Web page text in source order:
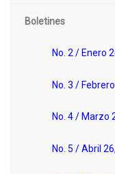
Boletines
No. 2 / Enero
No. 3 /
No. 4 / Marzo
No. 5 / Abril